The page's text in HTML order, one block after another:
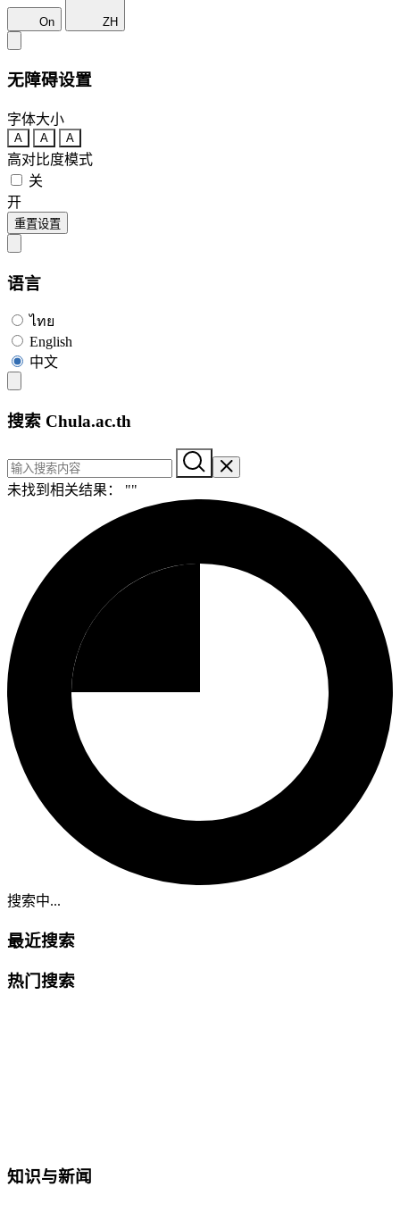
On ZH
无障碍设置
字体大小
A A A
高对比度模式
关
开
重置设置
语言
ไทย
English
中文
搜索 Chula.ac.th
未找到相关结果： ""
搜索中...
最近搜索
热门搜索
知识与新闻